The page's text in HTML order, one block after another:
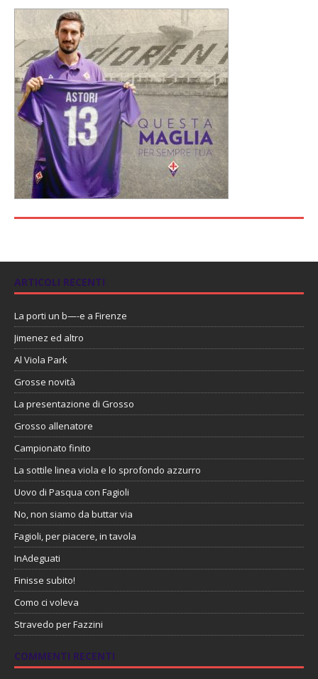
ARTICOLI RECENTI
La porti un b—-e a Firenze
Jimenez ed altro
Al Viola Park
Grosse novità
La presentazione di Grosso
Grosso allenatore
Campionato finito
La sottile linea viola e lo sprofondo azzurro
Uovo di Pasqua con Fagioli
No, non siamo da buttar via
Fagioli, per piacere, in tavola
InAdeguati
Finisse subito!
Como ci voleva
Stravedo per Fazzini
COMMENTI RECENTI